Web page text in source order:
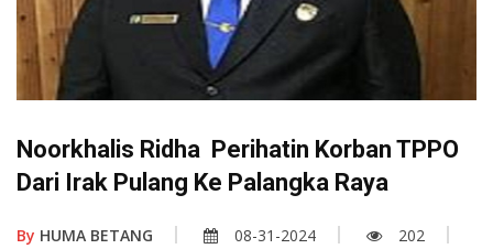
Noorkhalis Ridha Perihatin Korban TPPO
Dari Irak Pulang Ke Palangka Raya
By HUMA BETANG 08-31-2024
202